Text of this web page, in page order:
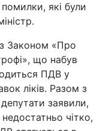
які були
Законом «Про
що набув
ПДВ у
ліків. Разом з
заявили,
чітко,